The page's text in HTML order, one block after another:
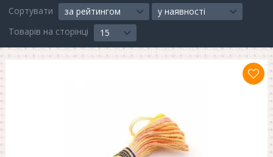
Сортувати за рейтингом
у наявності
Товарів на сторінці
15